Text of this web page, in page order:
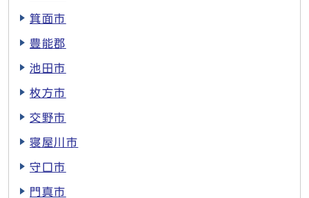
箕面市
豊能郡
池田市
枚方市
交野市
寝屋川市
守口市
門真市